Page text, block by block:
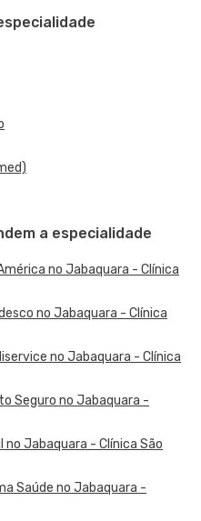
a especialidade
no Jabaquara - Clínica
no Jabaquara - Clínica
no Jabaquara - Clínica
Seguro no Jabaquara -
Jabaquara - Clínica São
Saúde no Jabaquara -